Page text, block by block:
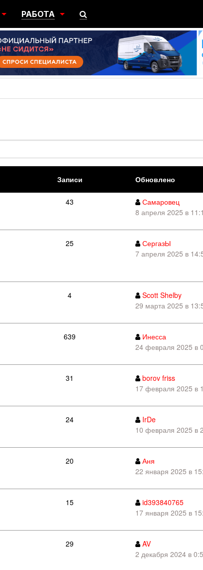
РАБОТА
ПОИСК РАБОТЫ
РАЗМЕСТИТЬ ВАКАНСИЮ
Записи Обновлено
43
Самаровец
8 апреля 2025 в
25
СергазЫ
7 апреля 2025 в
4
Scott Shelby
29 марта 2025 в
639
Инесса
24 февраля 2025 в
31
borov friss
17 февраля 2025 в
24
IrDe
10 февраля 2025 в
20
Аня
22 января 2025 в
15
id393840765
17 января 2025 в
29
AV
2 декабря 2024 в